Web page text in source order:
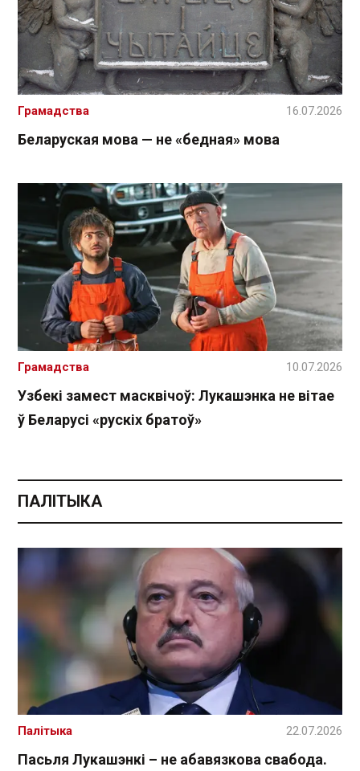
Беларуская мова — не «бедная» мова
Грамадства 16.07.2026
Узбекі замест масквічоў: Лукашэнка не вітае
ў Беларусі «рускіх братоў»
Грамадства 10.07.2026
ПАЛІТЫКА
Пасьля Лукашэнкі – не абавязкова свабода.
Палітыка 22.07.2026